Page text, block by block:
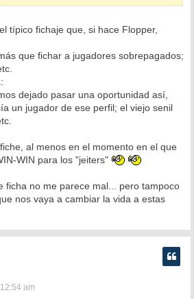
típico fichaje que, si hace Flopper,
que fichar a jugadores sobrepagados;
dejado pasar una oportunidad así,
un jugador de ese perfil; el viejo senil
al menos en el momento en el que
WIN para los "jeiters"
ficha no me parece mal... pero tampoco
nos vaya a cambiar la vida a estas
am